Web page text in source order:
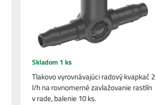
Skladom 1 ks
Tlakovo vyrovnávajúci radový kvapkač 2
l/h na rovnomerné zavlažovanie rastlín
v rade, balenie 10 ks.